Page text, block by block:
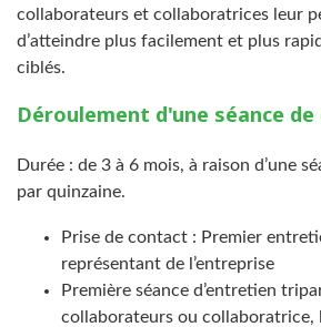
collaborateurs et collaboratrices leur
d’atteindre plus facilement et plus
ciblés.
Déroulement d'une séance de
Durée : de 3 à 6 mois, à raison d’une
par quinzaine.
Prise de contact : Premier
représentant de l’entreprise
Première séance d’entretien
collaborateurs ou collaboratrice,